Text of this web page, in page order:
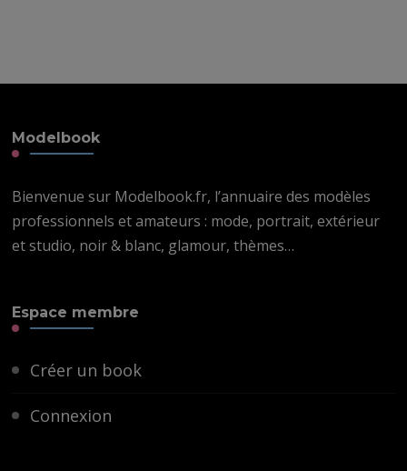
Modelbook
Bienvenue sur Modelbook.fr, l’annuaire des modèles
professionnels et amateurs : mode, portrait, extérieur
et studio, noir & blanc, glamour, thèmes…
Espace membre
Créer un book
Connexion